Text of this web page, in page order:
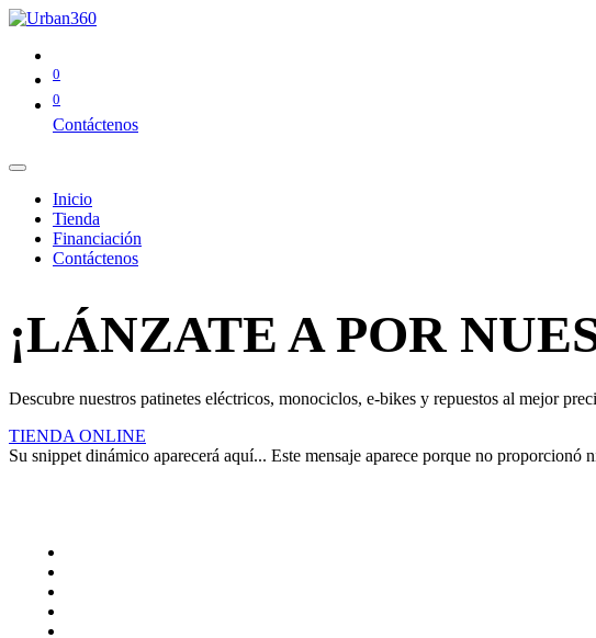
0
0
Contáctenos
Inicio
Tienda
Financiación
Contáctenos
¡LÁNZATE A POR
Descubre nuestros patinetes eléctricos, monociclos, e-bikes y repuestos al mejor
TIENDA ONLINE
Su snippet dinámico aparecerá aquí... Este mensaje aparece porque no proporcionó